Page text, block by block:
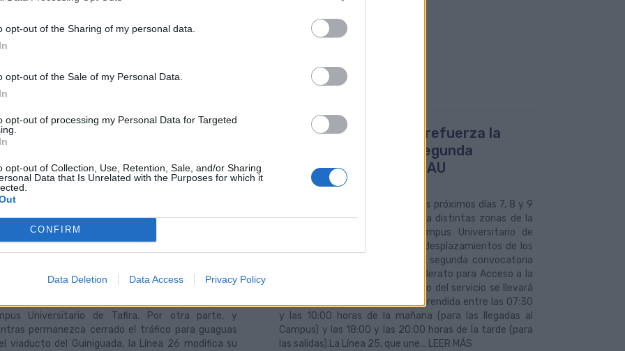
opt-out of the Sharing of my personal data.
opt-out of the Sale of my Personal Data.
opt-out of processing my Personal Data for Targeted
opt-out of Collection, Use, Retention, Sale, and/or Sharing
Data that Is Unrelated with the Purposes for which it
CONFIRM
Data Deletion Data Access Privacy Policy
Municipales pone en
una lanzadera entre Siete
y Lomo Blanco
2022
Línea 27 complementará a la 26, que modifica su
y trayecto, para completar la ruta por el Campus
de Tafira o Asimismo, la Línea 25
la conexión con el Campus Universitario al
en marcha a partir de este jueves, una línea
–la Línea 27– que realiza el trayecto entre
Universitario de Tafira. Por otra parte, y
permanezca cerrado el tráfico para guaguas
viaducto del Guiniguada, la Línea 26 modifica su
Guaguas Municipales refuerza la
Línea 25 durante la segunda
convocatoria de la EBAU
Guaguas Municipales refuerza los próximos días 7, 8 y 9
de julio la Línea 25, que conecta distintas zonas de la
capital grancanaria con el Campus Universitario de
Tafira, al objeto de facilitar los desplazamientos de los
alumnos que se presenten a la segunda convocatoria
2022 de la Evaluación de Bachillerato para Acceso a la
Universidad (EBAU).El incremento del servicio se llevará
a cabo en la franja horaria comprendida entre las 07:30
y las 10:00 horas de la mañana (para las llegadas al
Campus) y las 18:00 y las 20:00 horas de la tarde (para
las salidas).La Línea 25, que une... LEER MÁS